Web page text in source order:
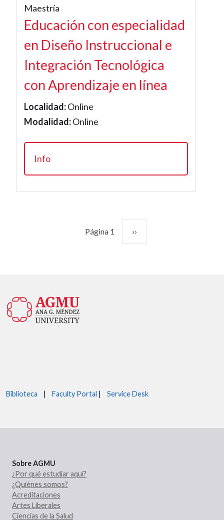
Maestría
Educación con especialidad
en Diseño Instruccional e
Integración Tecnológica
con Aprendizaje en línea
Localidad:Online
Modalidad:Online
Info
Página 1 Siguiente página
››
Biblioteca | Faculty Portal | Service Desk
Sobre AGMU
¿Por qué estudiar aquí?
¿Quiénes somos?
Acreditaciones
Artes Liberales
Ciencias de la Salud